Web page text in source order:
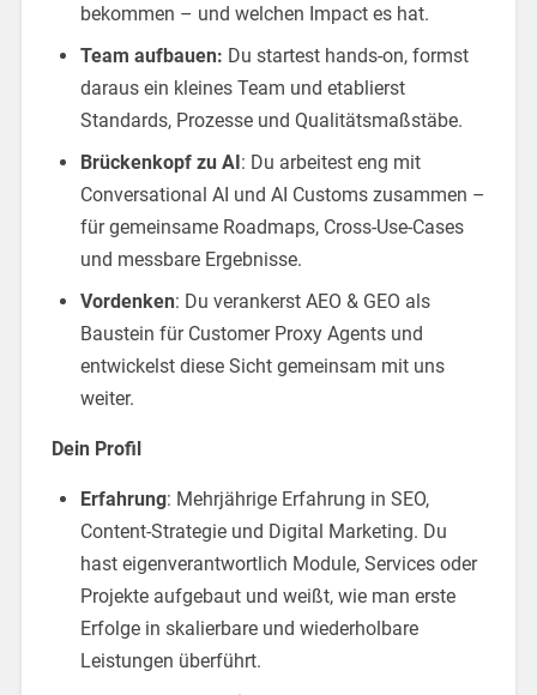
bekommen – und welchen Impact es hat.
Team aufbauen: Du startest hands-on, formst
daraus ein kleines Team und etablierst
Standards, Prozesse und Qualitätsmaßstäbe.
Brückenkopf zu AI: Du arbeitest eng mit
Conversational AI und AI Customs zusammen –
für gemeinsame Roadmaps, Cross-Use-Cases
und messbare Ergebnisse.
Vordenken: Du verankerst AEO & GEO als
Baustein für Customer Proxy Agents und
entwickelst diese Sicht gemeinsam mit uns
weiter.
Dein Profil
Erfahrung: Mehrjährige Erfahrung in SEO,
Content-Strategie und Digital Marketing. Du
hast eigenverantwortlich Module, Services oder
Projekte aufgebaut und weißt, wie man erste
Erfolge in skalierbare und wiederholbare
Leistungen überführt.